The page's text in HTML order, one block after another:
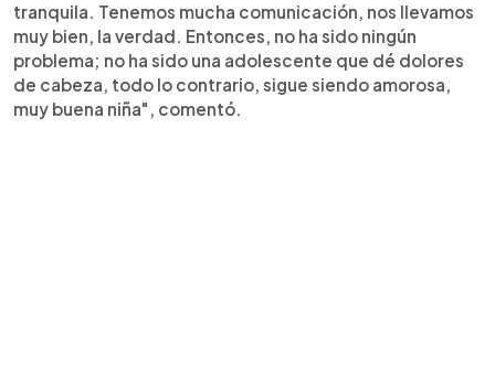
tranquila. Tenemos mucha comunicación, nos llevamos
muy bien, la verdad. Entonces, no ha sido ningún
problema; no ha sido una adolescente que dé dolores
de cabeza, todo lo contrario, sigue siendo amorosa,
muy buena niña", comentó.